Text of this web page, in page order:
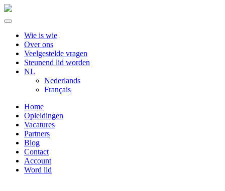
Wie is wie
Over ons
Veelgestelde vragen
Steunend lid worden
NL
Nederlands
Français
Home
Opleidingen
Vacatures
Partners
Blog
Contact
Account
Word lid